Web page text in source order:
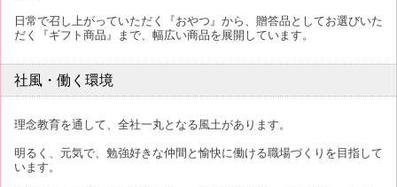
日常で召し上がっていただく『おやつ』から、贈答品としてお選びいた
だく『ギフト商品』まで、幅広い商品を展開しています。
社風・働く環境
理念教育を通して、全社一丸となる風土があります。
明るく、元気で、勉強好きな仲間と愉快に働ける職場づくりを目指して
います。